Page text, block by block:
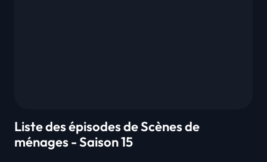
Liste des épisodes de Scènes de
ménages - Saison 15